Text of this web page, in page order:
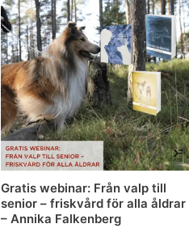
Gratis webinar: Från valp till
senior – friskvård för alla åldrar
– Annika Falkenberg